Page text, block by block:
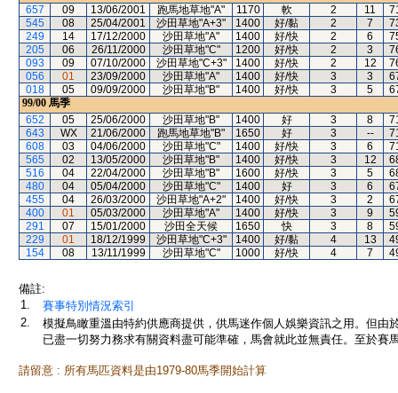
657
09 13/06/2001 跑馬地草地"A" 1170 軟 2 11
545
08 25/04/2001 沙田草地"A+3" 1400 好/黏 2 7
249
14 17/12/2000 沙田草地"A" 1400 好/快 2 6
205
06 26/11/2000 沙田草地"C" 1200 好/快 2 3
093
09 07/10/2000 沙田草地"C+3" 1400 好/快 2 12
056
01 23/09/2000 沙田草地"A" 1400 好/快 3 3
018
05 09/09/2000 沙田草地"B" 1400 好/快 3 5
99/00 馬季
652
05 25/06/2000 沙田草地"B" 1400 好 3 8
643
WX 21/06/2000 跑馬地草地"B" 1650 好 3 --
608
03 04/06/2000 沙田草地"C" 1400 好/快 3 6
565
02 13/05/2000 沙田草地"B" 1400 好/快 3 12
516
04 22/04/2000 沙田草地"B" 1600 好/快 3 5
480
04 05/04/2000 沙田草地"C" 1400 好 3 6
455
04 26/03/2000 沙田草地"A+2" 1400 好/快 3 2
400
01 05/03/2000 沙田草地"A" 1400 好/快 3 9
291
07 15/01/2000 沙田全天候 1650 快 3 8
229
01 18/12/1999 沙田草地"C+3" 1400 好/黏 4 13
154
08 13/11/1999 沙田草地"C" 1000 好/快 4 7
備註:
1.
賽事特別情況索引
2.
模擬鳥瞰重溫由特約供應商提供，供馬迷作個人娛樂資訊之用。但
已盡一切努力務求有關資料盡可能準確，馬會就此並無責任。至於賽
請留意 : 所有馬匹資料是由1979-80馬季開始計算